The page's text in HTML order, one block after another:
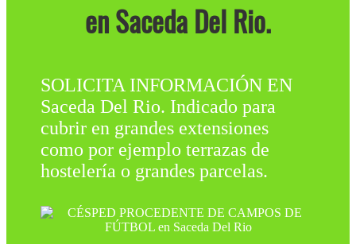
en Saceda Del Rio.
SOLICITA INFORMACIÓN EN
Saceda Del Rio. Indicado para
cubrir en grandes extensiones
como por ejemplo terrazas de
hostelería o grandes parcelas.